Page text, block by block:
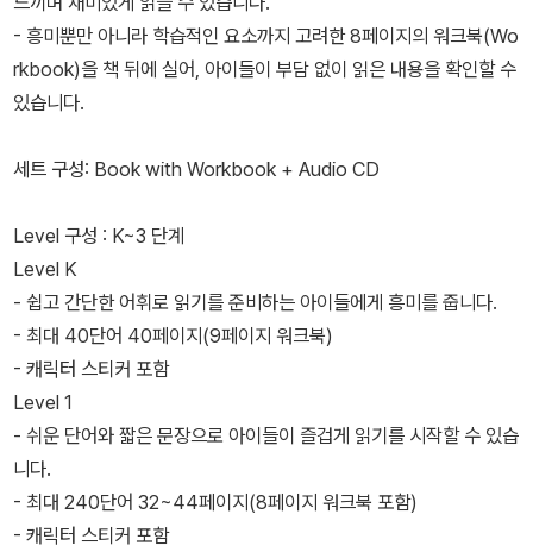
- 흥미뿐만 아니라 학습적인 요소까지 고려한 8페이지의 워크북(Wo
rkbook)을 책 뒤에 실어, 아이들이 부담 없이 읽은 내용을 확인할 수
있습니다.
세트 구성: Book with Workbook + Audio CD
Level 구성 : K~3 단계
Level K
- 쉽고 간단한 어휘로 읽기를 준비하는 아이들에게 흥미를 줍니다.
- 최대 40단어 40페이지(9페이지 워크북)
- 캐릭터 스티커 포함
Level 1
- 쉬운 단어와 짧은 문장으로 아이들이 즐겁게 읽기를 시작할 수 있습
니다.
- 최대 240단어 32~44페이지(8페이지 워크북 포함)
- 캐릭터 스티커 포함